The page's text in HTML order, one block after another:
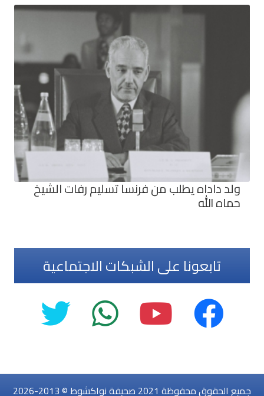
ولد داداه يطلب من فرنسا تسليم رفات الشيخ
حماه الله
تابعونا على الشبكات الاجتماعية
جميع الحقوق محفوظة 2021 صحيفة نواكشوط © 2013-2026